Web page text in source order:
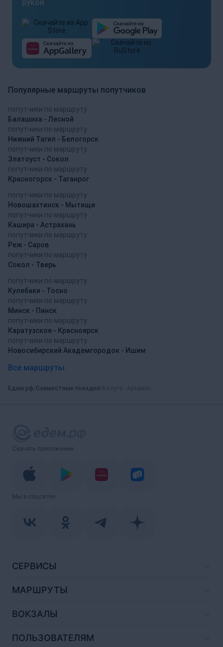
рукой
Популярные маршруты попутчиков
попутчики по маршруту
Балашиха - Лесной
попутчики по маршруту
Нижний Тагил - Белогорск
попутчики по маршруту
Златоуст - Сокол
попутчики по маршруту
Красногорск - Таганрог
попутчики по маршруту
Новошахтинск - Мытищи
попутчики по маршруту
Кашира - Астрахань
попутчики по маршруту
Реж - Саров
попутчики по маршруту
Сокол - Тверь
попутчики по маршруту
Кулебаки - Тосно
попутчики по маршруту
Минск - Пинск
попутчики по маршруту
Каратузское - Красноярск
попутчики по маршруту
Новосибирский Академгородок - Ишим
Все маршруты
Едем.рф Совместные поездки
Скачать приложение
Мы в соцсетях
СЕРВИСЫ
МАРШРУТЫ
ВОКЗАЛЫ
ПОЛЬЗОВАТЕЛЯМ